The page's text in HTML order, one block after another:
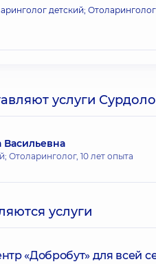
детский; Отоларинголог
услуги
Отоларинголог, 10 лет опыта
услуги
«Добробут» для всей